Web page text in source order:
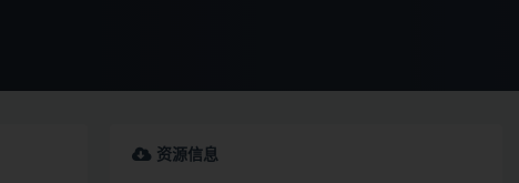
资源信息